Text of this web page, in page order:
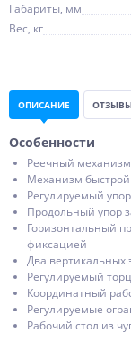
Габариты, мм
Вес, кг
ОПИСАНИЕ
Особенности
Реечный
Механизм быстрой
Регулируемый
Продольный упор
Горизонтальный
фиксацией
Два вертикальных
Регулируемый
Координатный
Регулируемые
Рабочий стол из